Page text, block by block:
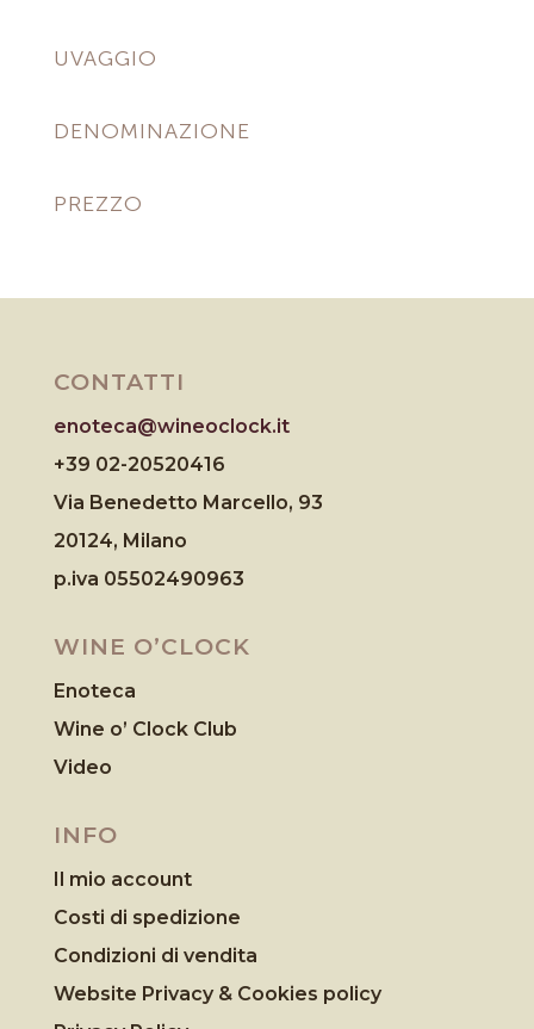
UVAGGIO
DENOMINAZIONE
PREZZO
CONTATTI
enoteca@wineoclock.it
+39 02-20520416
Via Benedetto Marcello, 93
20124, Milano
p.iva 05502490963
WINE O’CLOCK
Enoteca
Wine o’ Clock Club
Video
INFO
Il mio account
Costi di spedizione
Condizioni di vendita
Website Privacy & Cookies policy